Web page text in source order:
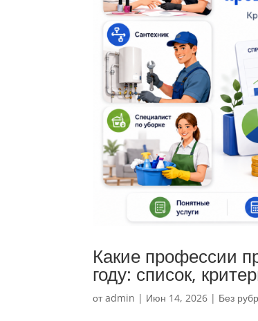
Какие профессии
году: список,
отadmin | Июн 14, 2026 | Без